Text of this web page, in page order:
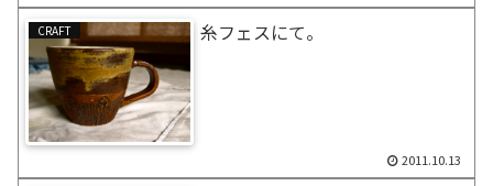
CRAFT 糸フェスにて。
2011.10.13